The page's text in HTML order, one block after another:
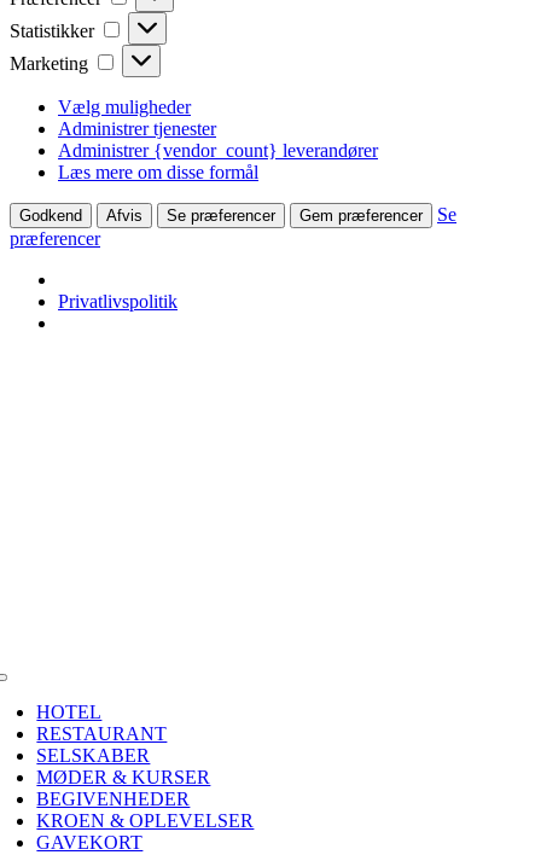
Statistikker Statistikker
Marketing Marketing
Vælg muligheder
Administrer tjenester
Administrer {vendor_count} leverandører
Læs mere om disse formål
Godkend Afvis Se præferencer Gem præferencer
Se
præferencer
Privatlivspolitik
HOTEL
RESTAURANT
SELSKABER
MØDER & KURSER
BEGIVENHEDER
KROEN & OPLEVELSER
GAVEKORT